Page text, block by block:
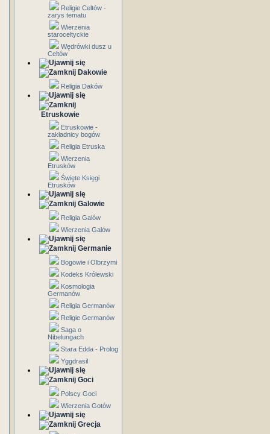
Religie Celtów -
zarys tematu
Wierzenia
staroceltyckie
Wędrówki dusz u
Celtów
Dakowie
Religia Daków
Etruskowie
Etruskowie -
zakładnicy bogów
Religia Etruska
Wierzenia
Etrusków
Święte Księgi
Etrusków
Galowie
Religia Galów
Wierzenia Galów
Germanie
Bogowie i Olbrzymi
Kodeks Królewski
Kosmologia
Germanów
Religia Germanów
Religie Germanów
Saga o
Nibelungach
Stara Edda - Prolog
Yggdrasil
Goci
Polscy Goci
Wierzenia Gotów
Grecja